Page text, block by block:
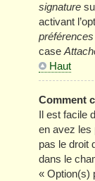
signature
activant
case
Haut
Comment
Il est facile
en avez les
pas le droit
dans le
« Option(s)